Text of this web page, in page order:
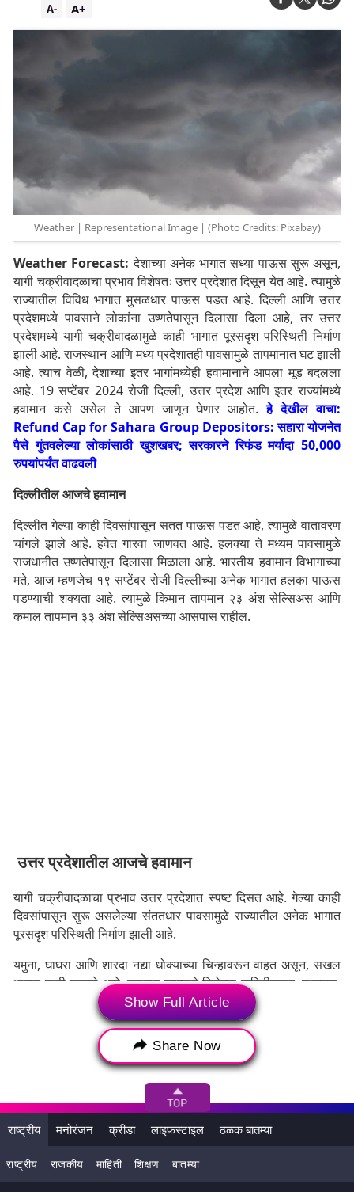
A+
A-
Weather | Representational Image | (Photo Credits: Pixabay)
Weather Forecast:देशाच्या अनेक भागात सध्या पाऊस सुरू असून,
यागी चक्रीवादळाचा प्रभाव विशेषतः उत्तर प्रदेशात दिसून येत आहे. त्यामुळे
राज्यातील विविध भागात मुसळधार पाऊस पडत आहे.दिल्ली आणि उत्तर
प्रदेशमध्ये पावसाने लोकांना उष्णतेपासून दिलासा दिला आहे, तर उत्तर
प्रदेशमध्ये यागी चक्रीवादळामुळे काही भागात पूरसदृश परिस्थिती निर्माण
झाली आहे. राजस्थान आणि मध्य प्रदेशातही पावसामुळे तापमानात घट झाली
आहे. त्याच वेळी, देशाच्या इतर भागांमध्येही हवामानाने आपला मूड बदलला
आहे. 19 सप्टेंबर 2024 रोजी दिल्ली, उत्तर प्रदेश आणि इतर राज्यांमध्ये
हवामान कसे असेल ते आपण जाणून घेणार आहोत.हे देखील वाचा:
Refund Cap for Sahara Group Depositors: सहारा योजनेत
पैसे गुंतवलेल्या लोकांसाठी खुशखबर; सरकारने रिफंड मर्यादा 50,000
रुपयांपर्यंत वाढवली
दिल्लीतील आजचे हवामान
दिल्लीत गेल्या काही दिवसांपासून सतत पाऊस पडत आहे, त्यामुळे वातावरण
चांगले झाले आहे. हवेत गारवा जाणवत आहे. हलक्या ते मध्यम पावसामुळे
राजधानीत उष्णतेपासून दिलासा मिळाला आहे.भारतीय हवामान विभागाच्या
मते, आज म्हणजेच १९ सप्टेंबर रोजी दिल्लीच्या अनेक भागात हलका पाऊस
पडण्याची शक्यता आहे. त्यामुळे किमान तापमान २३ अंश सेल्सिअस आणि
कमाल तापमान ३३ अंश सेल्सिअसच्या आसपास राहील.
उत्तर प्रदेशातील आजचे हवामान
यागी चक्रीवादळाचा प्रभाव उत्तर प्रदेशात स्पष्ट दिसत आहे. गेल्या काही
दिवसांपासून सुरू असलेल्या संततधार पावसामुळे राज्यातील अनेक भागात
पूरसदृश परिस्थिती निर्माण झाली आहे.
यमुना, घाघरा आणि शारदा नद्या धोक्याच्या चिन्हावरून वाहत असून, सखल
भागात पाणी साचले आहे. हवामान खात्याने दिलेल्या माहितीनुसार, लखनऊ,
प्रयागराज, वाराणसी, आग्रा, मथुरा आणि सोनभद्रसह इतर जिल्ह्यांमध्ये
आजही मुसळधार पाऊस पडू शकतो.मात्र, येत्या काही दिवसांत पाऊस कमी
होण्याची चिन्हे असून, त्यामुळे तापमानात किंचित वाढ होण्याची शक्यता आहे.
Show Full Article
Share Now
राष्ट्रीय मनोरंजन क्रीडा लाइफस्टाइल ठळक बातम्या
राष्ट्रीय राजकीय माहिती शिक्षण बातम्या